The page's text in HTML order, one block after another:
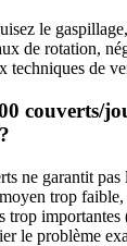
le
de rotation,
techniques de
couverts/
ne garantit
trop
trop
le problème